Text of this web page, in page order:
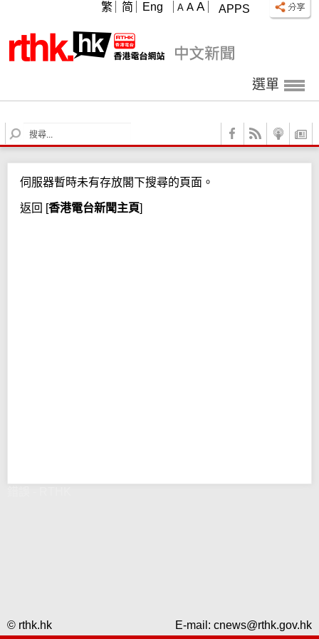
APPS
A A A
繁 简 Eng
選單
S
e
c
h
伺服器暫時未有存放閣下搜尋的頁面。
返回 [香港電台新聞主頁]
© rthk.hk E-mail: cnews@rthk.gov.hk